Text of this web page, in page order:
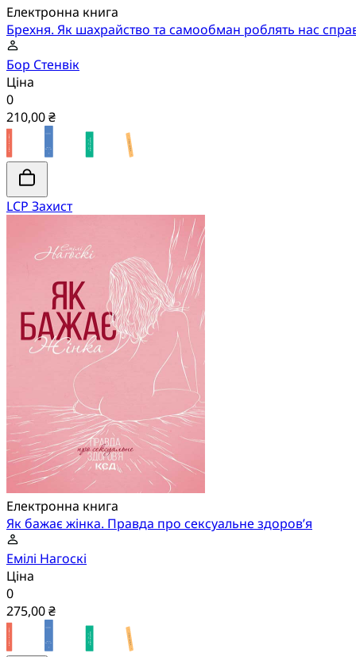
Електронна книга
Брехня. Як шахрайство та самообман роблять нас
Бор Стенвік
Ціна
0
210,00 ₴
LCP Захист
Електронна книга
Як бажає жінка. Правда про сексуальне здоров’я
Емілі Нагоскі
Ціна
0
275,00 ₴